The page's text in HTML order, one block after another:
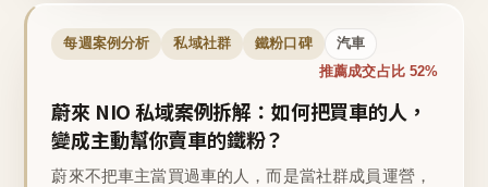
每週案例分析 私域社群 鐵粉口碑 汽車
推薦成交占比 52%
蔚來 NIO 私域案例拆解：如何把買車的人，
變成主動幫你賣車的鐵粉？
蔚來不把車主當買過車的人，而是當社群成員運營，